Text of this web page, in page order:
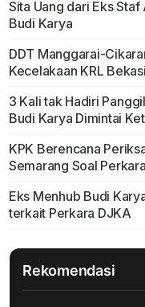
Sita Uang dari Eks
Budi Karya
DDT Manggarai-
Kecelakaan KRL
3 Kali tak Hadiri
Budi Karya Dimintai
KPK Berencana
Semarang Soal
Eks Menhub Budi
terkait Perkara DJKA
Rekomendasi